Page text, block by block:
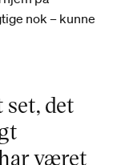
nok – kunne
set, det
været